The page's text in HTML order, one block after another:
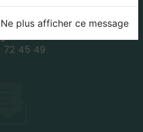
Ne plus afficher ce message
72 45 49